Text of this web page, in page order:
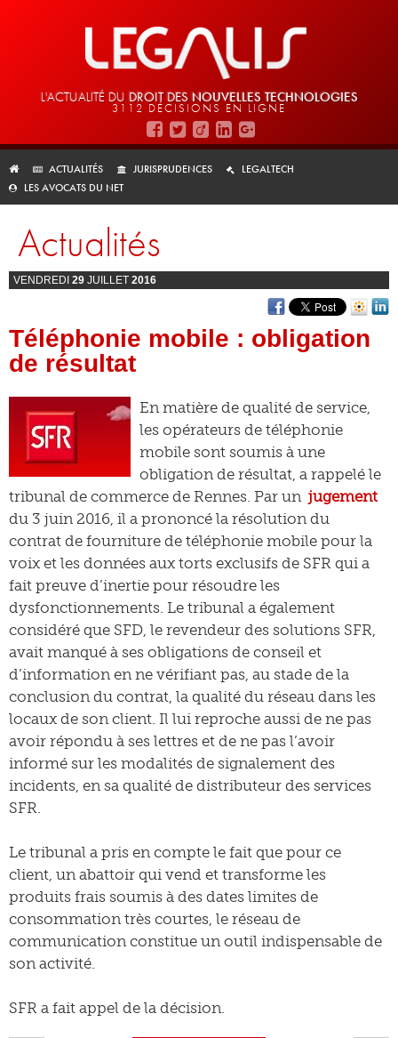
L'ACTUALITÉ DU DROIT DES NOUVELLES TECHNOLOGIES
3112 DÉCISIONS EN LIGNE
ACTUALITÉS JURISPRUDENCES
LEGALTECH
LES AVOCATS DU NET
Actualités
VENDREDI 29 JUILLET 2016
Téléphonie mobile : obligation
de résultat
En matière de qualité de service,
les opérateurs de téléphonie
mobile sont soumis à une
obligation de résultat, a rappelé le
tribunal de commerce de Rennes. Par un jugement
du 3 juin 2016, il a prononcé la résolution du
contrat de fourniture de téléphonie mobile pour la
voix et les données aux torts exclusifs de SFR qui a
fait preuve d’inertie pour résoudre les
dysfonctionnements. Le tribunal a également
considéré que SFD, le revendeur des solutions SFR,
avait manqué à ses obligations de conseil et
d’information en ne vérifiant pas, au stade de la
conclusion du contrat, la qualité du réseau dans les
locaux de son client. Il lui reproche aussi de ne pas
avoir répondu à ses lettres et de ne pas l’avoir
informé sur les modalités de signalement des
incidents, en sa qualité de distributeur des services
SFR.
Le tribunal a pris en compte le fait que pour ce
client, un abattoir qui vend et transforme les
produits frais soumis à des dates limites de
consommation très courtes, le réseau de
communication constitue un outil indispensable de
son activité.
SFR a fait appel de la décision.